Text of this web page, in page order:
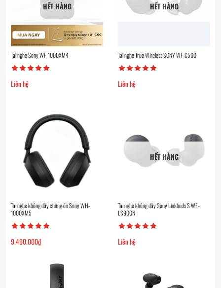
HẾT HÀNG
Tai nghe Sony WF-1000XM4
Liên hệ
HẾT HÀNG
Tai nghe True Wireless SONY WF-C500
Liên hệ
Tai nghe không dây chống ồn Sony WH-
1000XM5
9.490.000₫
HẾT HÀNG
Tai nghe không dây Sony Linkbuds S WF-
LS900N
Liên hệ